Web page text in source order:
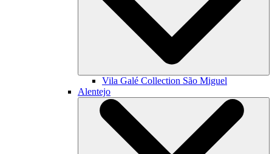
Vila Galé Collection São Miguel
Alentejo